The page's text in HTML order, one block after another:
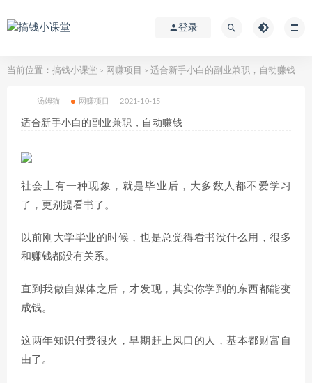
登录
当前位置： 搞钱小课堂 > 网赚项目 > 适合新手小白的副业兼职，自动赚钱
汤姆猫 网赚项目 2021-10-15
适合新手小白的副业兼职，自动赚钱
社会上有一种现象，就是毕业后，大多数人都不爱学习
了，更别提看书了。
以前刚大学毕业的时候，也是总觉得看书没什么用，很多
和赚钱都没有关系。
直到我做自媒体之后，才发现，其实你学到的东西都能变
成钱。
这两年知识付费很火，早期赶上风口的人，基本都财富自
由了。